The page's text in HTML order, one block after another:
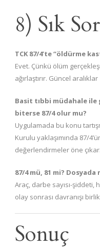
8) Sık
TCK 87/4’te “öldürme
Evet. Çünkü ölüm
ağırlaştırır. Güncel
Basit tıbbi müdahale
biterse 87/4 olur mu?
Uygulamada bu konu
Kurulu yaklaşımında 87/
değerlendirmeler öne çıkar.
87/4 mü, 81 mi? Dosyada
Araç, darbe sayısı-şiddeti,
olay sonrası davranışı
Sonuç